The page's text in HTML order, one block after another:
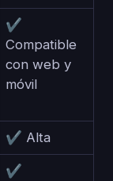
✔
Compatible
con web y
móvil
✔ Alta
✔